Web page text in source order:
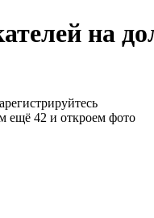
на
ещё 42 и откроем фото